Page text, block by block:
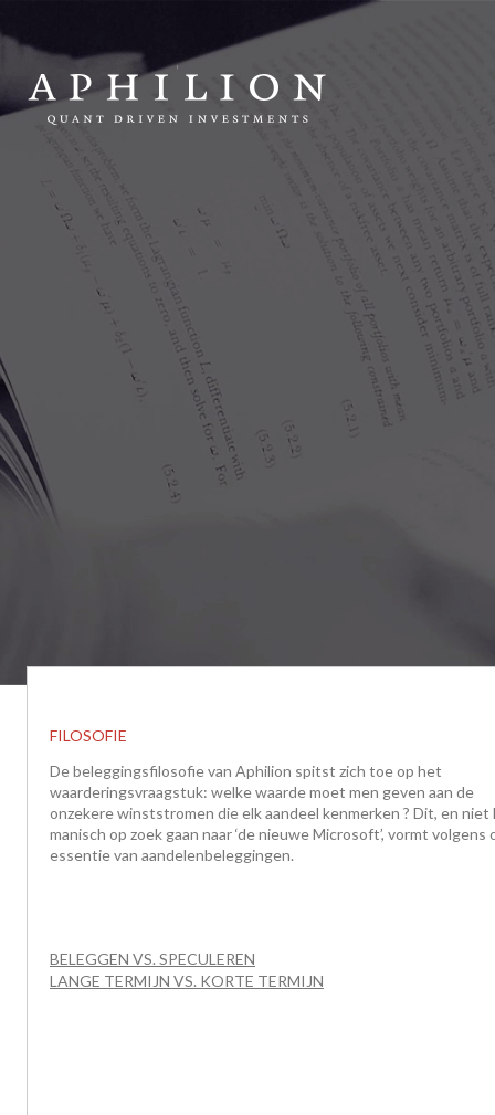
FILOSOFIE
De beleggingsfilosofie van Aphilion spitst zich toe op het
waarderingsvraagstuk: welke waarde moet men geven aan de
onzekere winststromen die elk aandeel kenmerken ? Dit, en niet
manisch op zoek gaan naar ‘de nieuwe Microsoft’, vormt volgens
essentie van aandelenbeleggingen.
BELEGGEN VS. SPECULEREN
LANGE TERMIJN VS. KORTE TERMIJN